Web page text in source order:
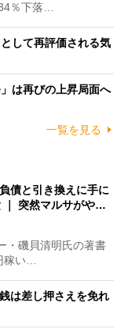
％下落…
して再評価される気
は再びの上昇局面へ
一覧を見る
債と引き換えに手に
｜ 突然マルサがや…
・磯貝清明氏の著書
稼い…
は差し押さえを免れ